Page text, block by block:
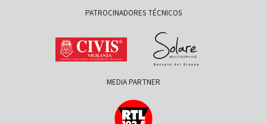
PATROCINADORES TÉCNICOS
MEDIA PARTNER